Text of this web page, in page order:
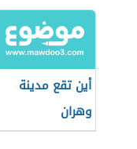
أين تقع مدينة
وهران